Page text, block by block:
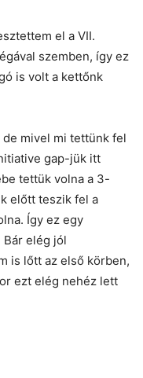
el a VII.
szemben, így ez
is volt a kettőnk
mivel mi tettünk fel
gap-jük itt
tettük volna a 3-
előtt teszik fel a
Így ez egy
elég jól
is lőtt az első körben,
ezt elég nehéz lett